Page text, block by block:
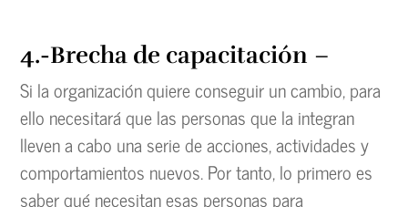
4.-Brecha de capacitación –
Si la organización quiere conseguir un cambio, para
ello necesitará que las personas que la integran
lleven a cabo una serie de acciones, actividades y
comportamientos nuevos. Por tanto, lo primero es
saber qué necesitan esas personas para